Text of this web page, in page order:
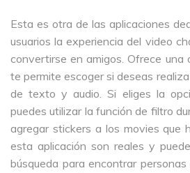
Esta es otra de las aplicaciones
usuarios la experiencia del video
convertirse en amigos. Ofrece una
te permite escoger si deseas
de texto y audio. Si eliges la
puedes utilizar la función de filtro
agregar stickers a los movies que
esta aplicación son reales y
búsqueda para encontrar